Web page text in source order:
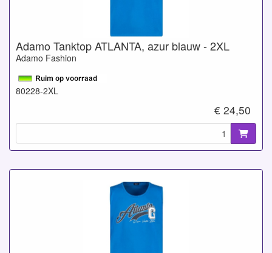
Adamo Tanktop ATLANTA, azur blauw - 2XL
Adamo Fashion
80228-2XL
€ 24,50